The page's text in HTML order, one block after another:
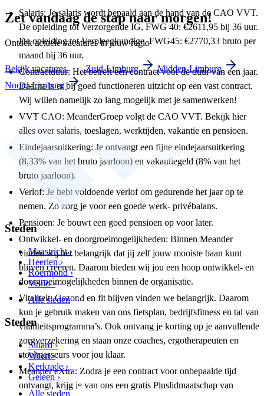
Salaris: Je salaris wordt bepaald aan de hand van de CAO VVT.
De opleiding tot Verzorgende IG, FWG 40: €2611,95 bij 36 uur.
De opleiding tot Verpleegkundige, FWG45: €2770,33 bruto per
maand bij 36 uur.
Contractduur: Het betreft een contract voor de duur van een jaar.
Daarna is er bij goed functioneren uitzicht op een vast contract.
Wij willen namelijk zo lang mogelijk met je samenwerken!
VVT CAO: MeanderGroep volgt de CAO VVT. Bekijk hier
alles over salaris, toeslagen, werktijden, vakantie en pensioen.
Eindejaarsuitkering: Je ontvangt een fijne eindejaarsuitkering
(8,33% van het bruto jaarloon) en vakantiegeld (8% van het
bruto jaarloon).
Verlof: Je hebt voldoende verlof om gedurende het jaar op te
nemen. Zo zorg je voor een goede werk- privébalans.
Pensioen: Je bouwt een goed pensioen op voor later.
Ontwikkel- en doorgroeimogelijkheden: Binnen Meander
vinden wij het belangrijk dat jij zelf jouw mooiste baan kunt
blijven creëren. Daarom bieden wij jou een hoop ontwikkel- en
doorgroeimogelijkheden binnen de organisatie.
Vitaliteit: Gezond en fit blijven vinden we belangrijk. Daarom
kun je gebruik maken van ons fietsplan, bedrijfsfitness en tal van
vitaliteitsprogramma’s. Ook ontvang je korting op je aanvullende
zorgverzekering en staan onze coaches, ergotherapeuten en
stoelmasseurs voor jou klaar.
Meander eXtra: Zodra je een contract voor onbepaalde tijd
ontvangt, krijg je van ons een gratis Pluslidmaatschap van
Zet vandaag de stap naar morgen!
Ontdek actuele vacatures in jouw regio
Bekijk vacatures Zuid-Limburg
Midden-Limburg
Noord-Limburg
Steden
Maastricht ›
Heerlen ›
Roermond ›
Venlo ›
Alle steden
Steden
Sittard ›
Weert ›
Kerkrade ›
Geleen ›
Alle steden